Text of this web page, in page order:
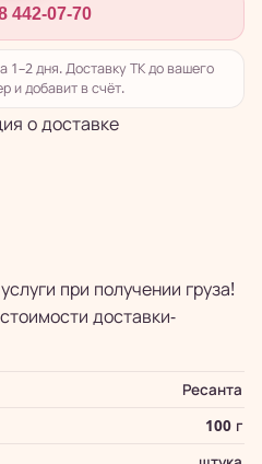
442-07-70
1–2 дня. Доставку ТК до вашего
и добавит в счёт.
о доставке
при получении груза!
доставки-
Ресанта
100 г